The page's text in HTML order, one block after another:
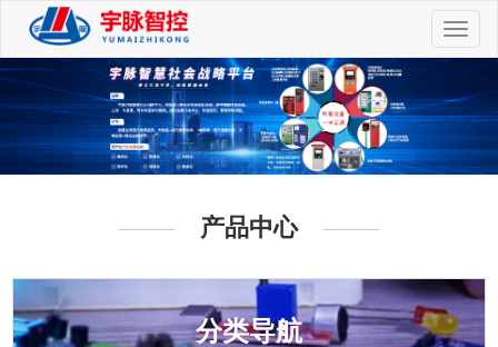
切
换
航
产品中心
分类导航